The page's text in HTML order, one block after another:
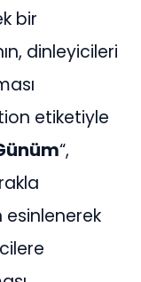
bir
dinleyicileri
etiketiyle
“,
esinlenerek